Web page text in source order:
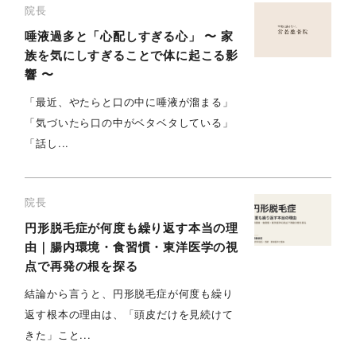
院長
唾液過多と「心配しすぎる心」 〜 家
族を気にしすぎることで体に起こる影
響 〜
「最近、やたらと口の中に唾液が溜まる」
「気づいたら口の中がベタベタしている」
「話し...
院長
円形脱毛症が何度も繰り返す本当の理
由｜腸内環境・食習慣・東洋医学の視
点で再発の根を探る
結論から言うと、円形脱毛症が何度も繰り
返す根本の理由は、「頭皮だけを見続けて
きた」こと...